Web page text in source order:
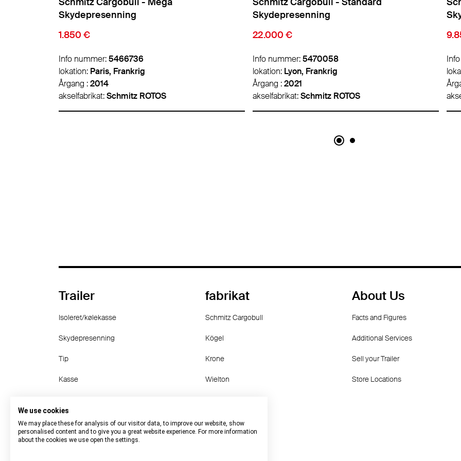
Skydepresenning
22.000 €
Info nummer:5470058
lokation: Lyon, Frankrig
Årgang :2021
akselfabrikat:Schmitz ROTOS
Skydepresenning
9.850 €
Info nummer:5474007
lokation: Lyon, Frankrig
Årgang :2016
akselfabrikat:Schmitz ROTOS
Trailer
Isoleret/kølekasse
Skydepresenning
Tip
Kasse
other
fabrikat
Schmitz Cargobull
Kögel
Krone
Wielton
Fruehauf
About Us
Facts and Figures
Additional Services
Sell your Trailer
Store Locations
We use cookies
We may place these for analysis of our visitor data, to improve our website, show
personalised content and to give you a great website experience. For more information
about the cookies we use open the settings.